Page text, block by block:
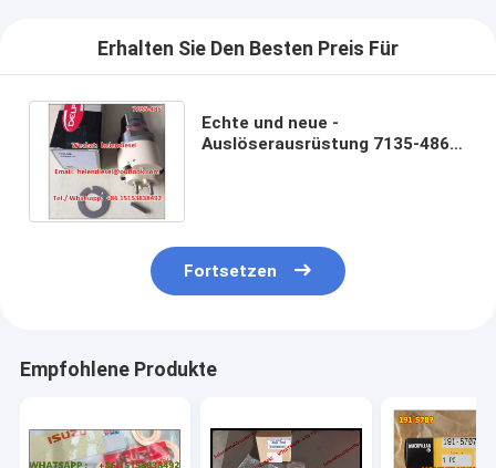
Erhalten Sie Den Besten Preis Für
Echte und neue -
Auslöserausrüstung 7135-486,
Fortsetzen
Empfohlene Produkte